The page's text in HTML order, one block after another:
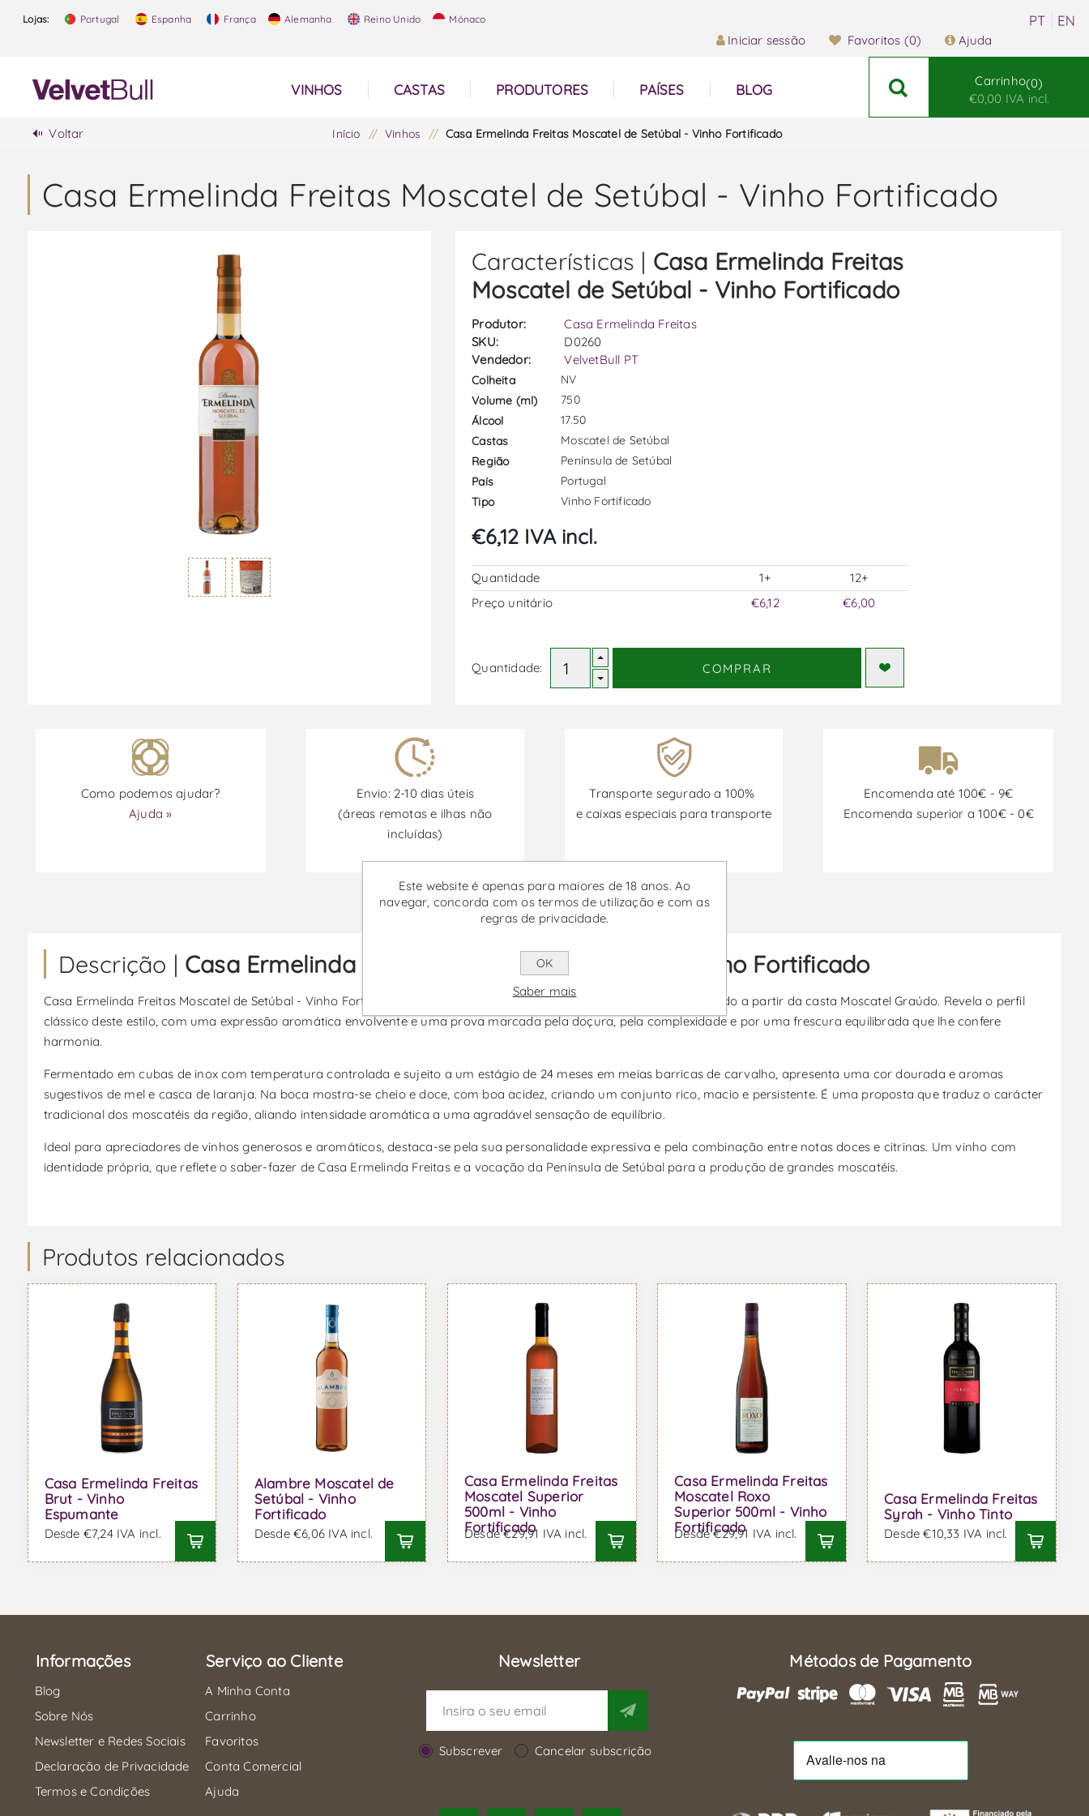
Lojas: Portugal Espanha França Alemanha Reino Unido Mónaco
Iniciar sessão Favoritos (0) Ajuda
VINHOS CASTAS PRODUTORES PAÍSES BLOG
Carrinho 0
€0,00 IVA incl.
Voltar Início / Vinhos / Casa Ermelinda Freitas Moscatel de Setúbal - Vinho Fortificado
Casa Ermelinda Freitas Moscatel de Setúbal - Vinho Fortificado
Características | Casa Ermelinda Freitas
Moscatel de Setúbal - Vinho Fortificado
Produtor:
Casa Ermelinda Freitas
SKU:
D0260
Vendedor:
VelvetBull PT
Colheita
NV
Volume (ml)
750
Álcool
17.50
Castas
Moscatel de Setúbal
Região
Península de Setúbal
País
Portugal
Tipo
Vinho Fortificado
€6,12 IVA incl.
Quantidade 1+
12+
Preço unitário
€6,12 €6,00
Quantidade: COMPRAR
Como podemos ajudar?
Ajuda »
Envio: 2-10 dias úteis
(áreas remotas e ilhas não
incluídas)
Transporte segurado a 100%
e caixas especiais para transporte
Encomenda até 100€ - 9€
Encomenda superior a 100€ - 0€
Promoções disponíveis de 30/06/2026 a 30/09/2026
Descrição | Casa Ermelinda Freitas Moscatel de Setúbal - Vinho Fortificado
Casa Ermelinda Freitas Moscatel de Setúbal - Vinho Fortificado é um vinho fortificado da Península de Setúbal, elaborado a partir da casta Moscatel Graúdo. Revela o perfil
clássico deste estilo, com uma expressão aromática envolvente e uma prova marcada pela doçura, pela complexidade e por uma frescura equilibrada que lhe confere
harmonia.
Fermentado em cubas de inox com temperatura controlada e sujeito a um estágio de 24 meses em meias barricas de carvalho, apresenta uma cor dourada e aromas
sugestivos de mel e casca de laranja. Na boca mostra-se cheio e doce, com boa acidez, criando um conjunto rico, macio e persistente. É uma proposta que traduz o carácter
tradicional dos moscatéis da região, aliando intensidade aromática a uma agradável sensação de equilíbrio.
Ideal para apreciadores de vinhos generosos e aromáticos, destaca-se pela sua personalidade expressiva e pela combinação entre notas doces e citrinas. Um vinho com
identidade própria, que reflete o saber-fazer de Casa Ermelinda Freitas e a vocação da Península de Setúbal para a produção de grandes moscatéis.
Produtos relacionados
Casa Ermelinda Freitas
Brut - Vinho
Espumante
Desde €7,24 IVA incl.
Alambre Moscatel de
Setúbal - Vinho
Fortificado
Desde €6,06 IVA incl.
Casa Ermelinda Freitas
Moscatel Superior
500ml - Vinho
Fortificado
Desde €29,91 IVA incl.
Casa Ermelinda Freitas
Moscatel Roxo
Superior 500ml - Vinho
Fortificado
Desde €29,91 IVA incl.
Casa Ermelinda Freitas
Syrah - Vinho Tinto
Desde €10,33 IVA incl.
Informações
Blog
Sobre Nós
Newsletter e Redes Sociais
Declaração de Privacidade
Termos e Condições
Serviço ao Cliente
A Minha Conta
Carrinho
Favoritos
Conta Comercial
Ajuda
Newsletter
Subscrever Cancelar subscrição
Métodos de Pagamento
Este website é apenas para maiores de 18 anos. Ao
navegar, concorda com os termos de utilização e com as
regras de privacidade.
OK
Saber mais